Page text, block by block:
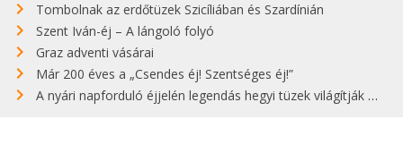
Tombolnak az erdőtüzek Szicíliában és Szardínián
Szent Iván-éj – A lángoló folyó
Graz adventi vásárai
Már 200 éves a „Csendes éj! Szentséges éj!”
A nyári napforduló éjjelén legendás hegyi tüzek világítják meg Zugspitzét